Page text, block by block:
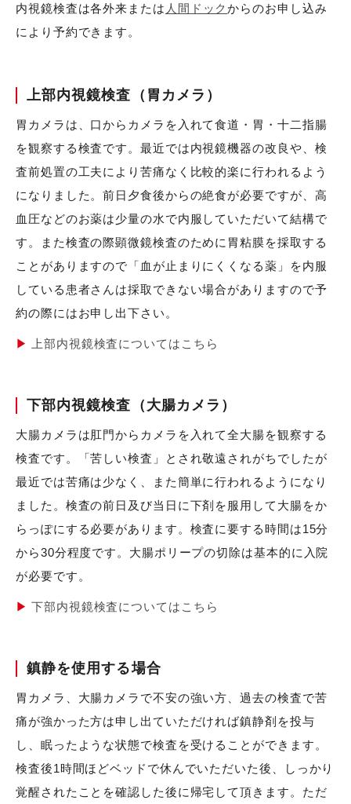
内視鏡検査は各外来または 人間ドックからのお申し込み
により予約できます。
上部内視鏡検査（胃カメラ）
胃カメラは、口からカメラを入れて食道・胃・十二指腸
を観察する検査です。最近では内視鏡機器の改良や、検
査前処置の工夫により苦痛なく比較的楽に行われるよう
になりました。前日夕食後からの絶食が必要ですが、高
血圧などのお薬は少量の水で内服していただいて結構で
す。また検査の際顕微鏡検査のために胃粘膜を採取する
ことがありますので「血が止まりにくくなる薬」を内服
している患者さんは採取できない場合がありますので予
約の際にはお申し出下さい。
上部内視鏡検査についてはこちら
下部内視鏡検査（大腸カメラ）
大腸カメラは肛門からカメラを入れて全大腸を観察する
検査です。「苦しい検査」とされ敬遠されがちでしたが
最近では苦痛は少なく、また簡単に行われるようになり
ました。検査の前日及び当日に下剤を服用して大腸をか
らっぽにする必要があります。検査に要する時間は15分
から30分程度です。大腸ポリープの切除は基本的に入院
が必要です。
下部内視鏡検査についてはこちら
鎮静を使用する場合
胃カメラ、大腸カメラで不安の強い方、過去の検査で苦
痛が強かった方は申し出ていただければ鎮静剤を投与
し、眠ったような状態で検査を受けることができます。
検査後1時間ほどベッドで休んでいただいた後、しっかり
覚醒されたことを確認した後に帰宅して頂きます。ただ